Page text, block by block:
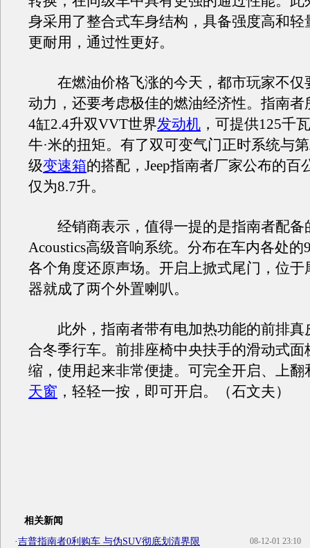
身采用了整合式车身结构，具备强度高和轻
更耐用，通过性更好。
在燃油价格飞涨的今天，都市玩家不仅
动力，还要考虑极佳的燃油经济性。指南者
4缸2.4升双VVT世界发动机 ，可提供125千
牛·米的扭矩。有了双可变气门正时系统与
级变速箱的搭配，Jeep指南者厂家公布的百
仅为8.7升。
经销商表示，值得一提的是指南者配备
Acoustics高级音响系统。分布在车内各处的
各个角度还原声场。开启上掀式尾门，位于
器就成了两个外置喇叭。
此外，指南者带有电加热功能的前排真
合冬季行车。前排座椅中央扶手的滑动式面
缩，使用起来非常便捷。可完全开启、上翻
天窗 ，轻轻一按，即可开启。（石文夫）
相关新闻
08-12-01 23:10
·吉普指南者0利购车 与伪SUV彻底划清界限